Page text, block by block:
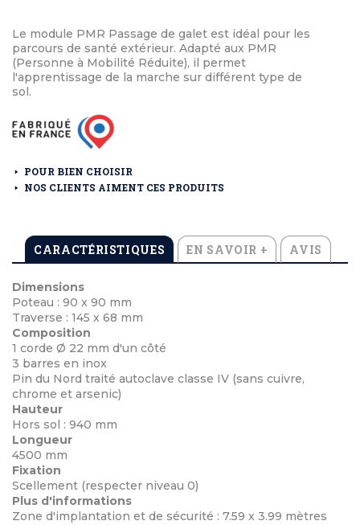
Le module PMR Passage de galet est idéal pour les
parcours de santé extérieur. Adapté aux PMR
(Personne à Mobilité Réduite), il permet
l'apprentissage de la marche sur différent type de
sol.
POUR BIEN CHOISIR
NOS CLIENTS AIMENT CES PRODUITS
CARACTÉRISTIQUES EN SAVOIR + AVIS
Dimensions
Poteau : 90 x 90 mm
Traverse : 145 x 68 mm
Composition
1 corde Ø 22 mm d'un côté
3 barres en inox
Pin du Nord traité autoclave classe IV (sans cuivre,
chrome et arsenic)
Hauteur
Hors sol : 940 mm
Longueur
4500 mm
Fixation
Scellement (respecter niveau 0)
Plus d'informations
Zone d'implantation et de sécurité : 7.59 x 3.99 mètres